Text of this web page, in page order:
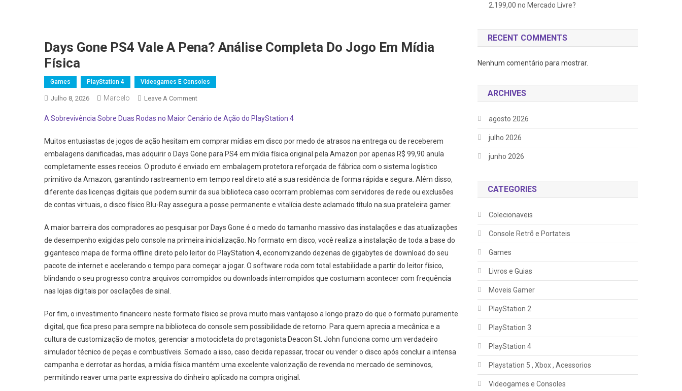
Days Gone PS4 Vale A Pena? Análise Completa Do Jogo Em Mídia
Física
Games PlayStation 4 Videogames E Consoles
Julho 8, 2026 Marcelo Leave A CommentOn
Gone
Vale
A
Pena?
Análise
Completa
Do
Em
Mídia
Física
A Sobrevivência Sobre Duas Rodas no Maior Cenário de Ação do PlayStation 4
Muitos entusiastas de jogos de ação hesitam em comprar mídias em disco por medo de atrasos na entrega ou de receberem
embalagens danificadas, mas adquirir o Days Gone para PS4 em mídia física original pela Amazon por apenas R$ 99,90 anula
completamente esses receios. O produto é enviado em embalagem protetora reforçada de fábrica com o sistema logístico
primitivo da Amazon, garantindo rastreamento em tempo real direto até a sua residência de forma rápida e segura. Além disso,
diferente das licenças digitais que podem sumir da sua biblioteca caso ocorram problemas com servidores de rede ou exclusões
de contas virtuais, o disco físico Blu-Ray assegura a posse permanente e vitalícia deste aclamado título na sua prateleira gamer.
A maior barreira dos compradores ao pesquisar por Days Gone é o medo do tamanho massivo das instalações e das atualizações
de desempenho exigidas pelo console na primeira inicialização. No formato em disco, você realiza a instalação de toda a base do
gigantesco mapa de forma offline direto pelo leitor do PlayStation 4, economizando dezenas de gigabytes de download do seu
pacote de internet e acelerando o tempo para começar a jogar. O software roda com total estabilidade a partir do leitor físico,
blindando o seu progresso contra arquivos corrompidos ou downloads interrompidos que costumam acontecer com frequência
nas lojas digitais por oscilações de sinal.
Por fim, o investimento financeiro neste formato físico se prova muito mais vantajoso a longo prazo do que o formato puramente
digital, que fica preso para sempre na biblioteca do console sem possibilidade de retorno. Para quem aprecia a mecânica e a
cultura de customização de motos, gerenciar a motocicleta do protagonista Deacon St. John funciona como um verdadeiro
simulador técnico de peças e combustíveis. Somado a isso, caso decida repassar, trocar ou vender o disco após concluir a intensa
campanha e derrotar as hordas, a mídia física mantém uma excelente valorização de revenda no mercado de seminovos,
permitindo reaver uma parte expressiva do dinheiro aplicado na compra original.
2.199,00 no Mercado Livre?
RECENT COMMENTS
Nenhum comentário para mostrar.
ARCHIVES
agosto 2026
julho 2026
junho 2026
CATEGORIES
Colecionaveis
Console Retrõ e Portateis
Games
Livros e Guias
Moveis Gamer
PlayStation 2
PlayStation 3
PlayStation 4
Playstation 5 , Xbox , Acessorios
Videogames e Consoles